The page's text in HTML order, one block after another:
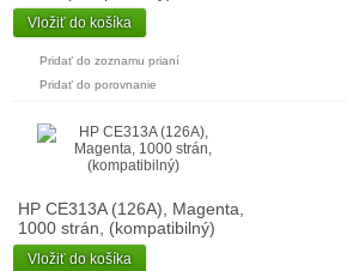
Vložiť do košíka
Pridať do zoznamu prianí
Pridať do porovnanie
HP CE313A (126A), Magenta,
1000 strán, (kompatibilný)
Vložiť do košíka